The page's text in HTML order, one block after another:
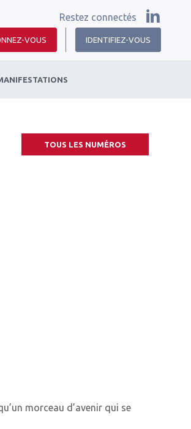
Restez connectés
VOUS IDENTIFIEZ-VOUS
TOUS LES NUMÉROS
morceau d’avenir qui se